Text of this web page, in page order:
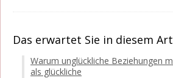
Das erwartet Sie in diesem
Warum unglückliche Beziehungen
als glückliche